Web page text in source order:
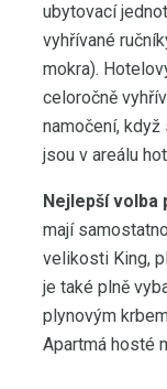
ubytovací
vyhřívané
mokra).
celoročně
namočení, když
jsou v areálu
Nejlepší volba
mají
velikosti King,
je také plně
plynovým
Apartmá hosté